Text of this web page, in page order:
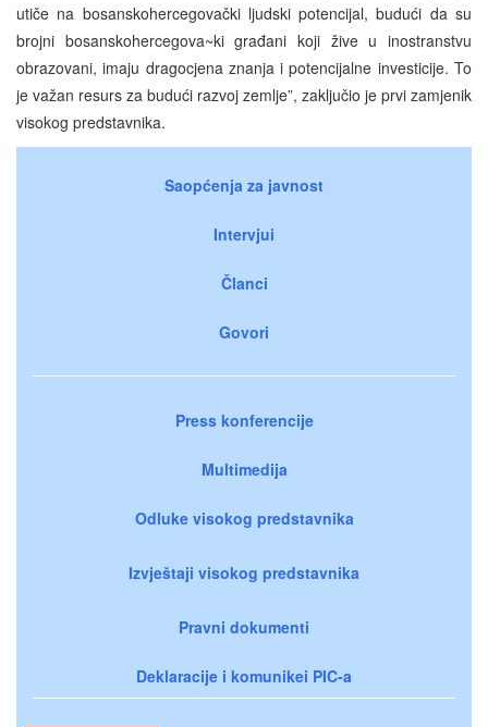
utiče na bosanskohercegovački ljudski potencijal, budući da su
brojni bosanskohercegova~ki građani koji žive u inostranstvu
obrazovani, imaju dragocjena znanja i potencijalne investicije. To
je važan resurs za budući razvoj zemlje”, zaključio je prvi zamjenik
visokog predstavnika.
Saopćenja za javnost
Intervjui
Članci
Govori
Press konferencije
Multimedija
Odluke visokog predstavnika
Izvještaji visokog predstavnika
Pravni dokumenti
Deklaracije i komunikei PIC-a